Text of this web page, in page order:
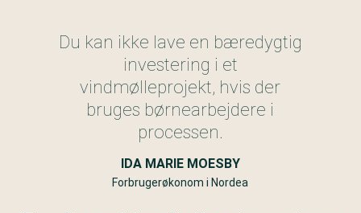
Du kan ikke lave en bæredygtig
investering i et
vindmølleprojekt, hvis der
bruges børnearbejdere i
processen.
IDA MARIE MOESBY
Forbrugerøkonom i Nordea